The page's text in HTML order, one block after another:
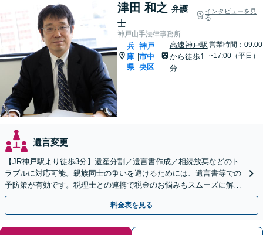
津田 和之 弁護
士
インタビューを見
る
神戸山手法律事務所
兵
庫
県
神戸
市中
央区
高速神戸駅
から徒歩1
分
営業時間：09:00
~17:00（平日）
遺言変更
【JR神戸駅より徒歩3分】遺産分割／遺言書作成／相続放棄などのト
ラブルに対応可能。親族同士の争いを避けるためには、遺言書等での
予防策が有効です。税理士との連携で税金のお悩みもスムーズに解決
【初回のご相談無料】【土日・夜間の受付可能】
料金表を見る